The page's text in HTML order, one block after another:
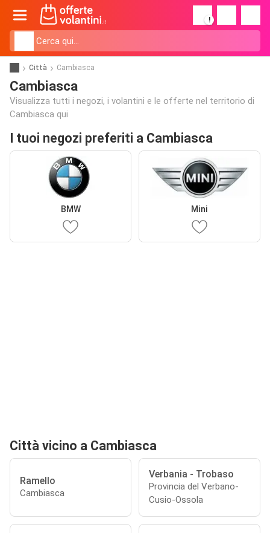
!
Città Cambiasca
Cambiasca
Visualizza tutti i negozi, i volantini e le offerte nel territorio di
Cambiasca qui
I tuoi negozi preferiti a Cambiasca
BMW Mini
Città vicino a Cambiasca
Ramello
Cambiasca
Verbania - Trobaso
Provincia del Verbano-
Cusio-Ossola